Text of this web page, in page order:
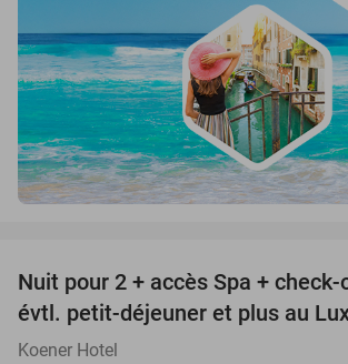
Nuit pour 2 + accès Spa +
évtl. petit-déjeuner et plus au
Koener Hotel